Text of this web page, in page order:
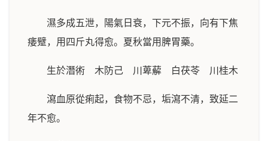
濕多成五泄，陽氣日衰，下元不振，向有下焦
痿躄，用四斤丸得愈。夏秋當用脾胃藥。
生於潛術 木防己 川萆薢 白茯苓 川桂木
瀉血原從痢起，食物不忌，垢瀉不清，致延二
年不愈。